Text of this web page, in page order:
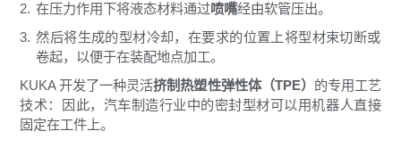
在压力作用下将液态材料通过喷嘴经由软管压出。
然后将生成的型材冷却，在要求的位置上将型材束切断或
卷起，以便于在装配地点加工。
KUKA 开发了一种灵活挤制热塑性弹性体（TPE） 的专用工艺
技术：因此，汽车制造行业中的密封型材可以用机器人直接
固定在工件上。